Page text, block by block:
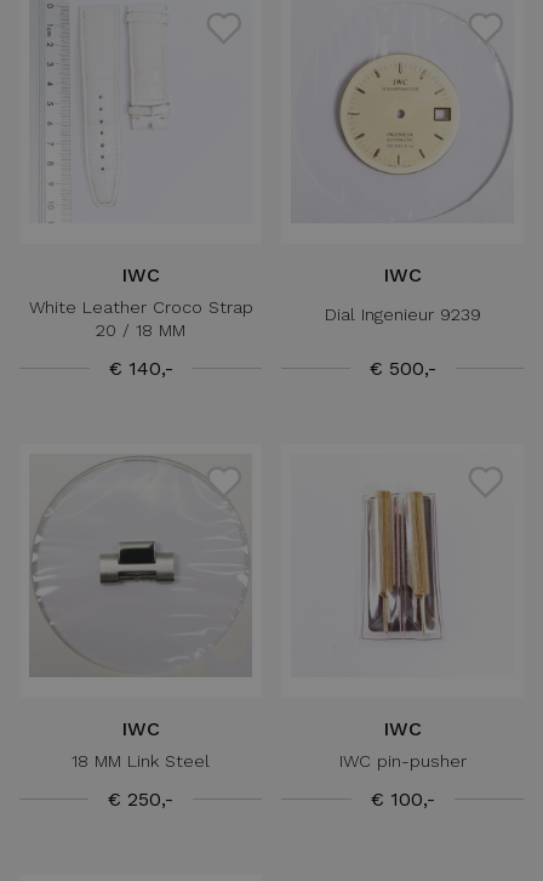
IWC
White Leather Croco Strap
20 / 18 MM
€ 140,-
IWC
Dial Ingenieur 9239
€ 500,-
IWC
18 MM Link Steel
€ 250,-
IWC
IWC pin-pusher
€ 100,-